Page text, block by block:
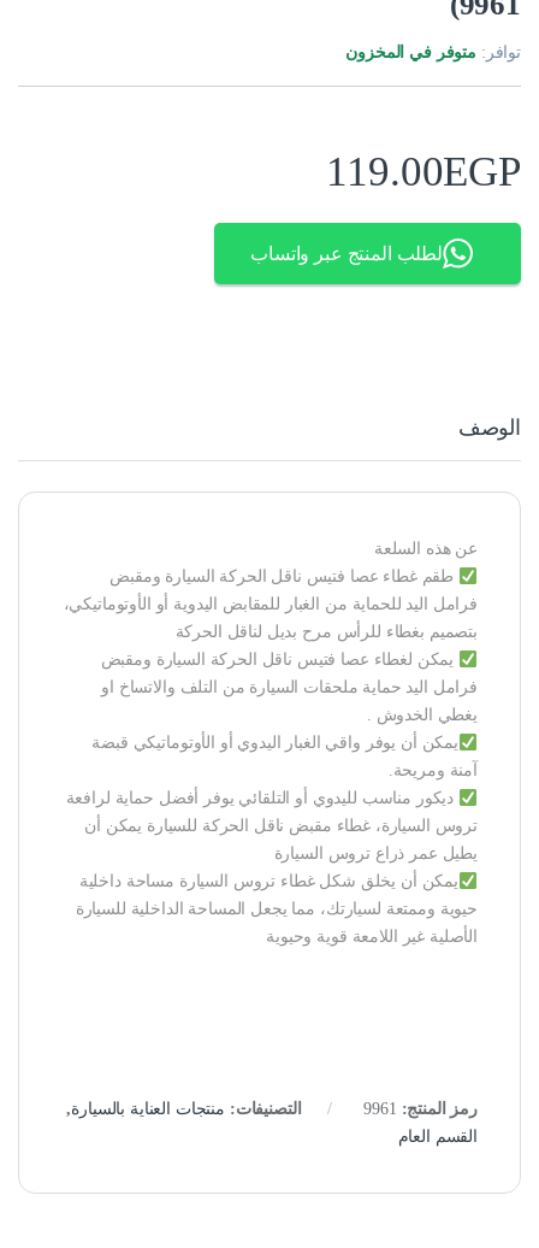
توافر: متوفر في المخزون
119.00EGP
لطلب المنتج عبر واتساب
الوصف
عن هذه السلعة
طقم غطاء عصا فتيس ناقل الحركة السيارة ومقبض
فرامل اليد للحماية من الغبار للمقابض اليدوية أو الأوتوماتيكي،
بتصميم بغطاء للرأس مرح بديل لناقل الحركة
يمكن لغطاء عصا فتيس ناقل الحركة السيارة ومقبض
فرامل اليد حماية ملحقات السيارة من التلف والاتساخ او
يغطي الخدوش .
يمكن أن يوفر واقي الغبار اليدوي أو الأوتوماتيكي قبضة
آمنة ومريحة.
ديكور مناسب لليدوي أو التلقائي يوفر أفضل حماية لرافعة
تروس السيارة، غطاء مقبض ناقل الحركة للسيارة يمكن أن
يطيل عمر ذراع تروس السيارة
يمكن أن يخلق شكل غطاء تروس السيارة مساحة داخلية
حيوية وممتعة لسيارتك، مما يجعل المساحة الداخلية للسيارة
الأصلية غير اللامعة قوية وحيوية
رمز المنتج: 9961 التصنيفات: منتجات العناية بالسيارة,
القسم العام